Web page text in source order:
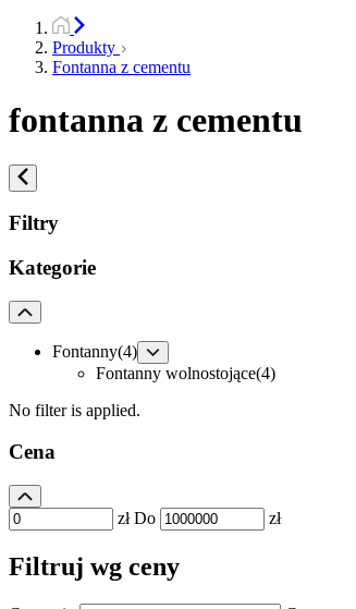
Produkty
Fontanna z cementu
fontanna z cementu
Filtry
Kategorie
Fontanny(4)
Fontanny wolnostojące(4)
No filter is applied.
Cena
zł Do zł
Filtruj wg ceny